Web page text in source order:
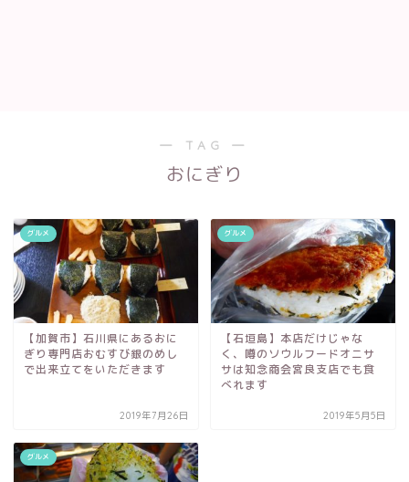
― TAG ―
おにぎり
グルメ
【加賀市】石川県にあるおに
ぎり専門店おむすび銀のめし
で出来立てをいただきます
2019年7月26日
グルメ
【石垣島】本店だけじゃな
く、噂のソウルフードオニサ
サは知念商会宮良支店でも食
べれます
2019年5月5日
グルメ